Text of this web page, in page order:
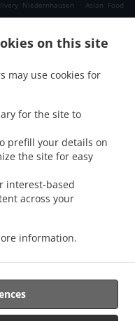
on this site
may use cookies for
for the site to
prefill your details on
the site for easy
interest-based
across your
information.
Niedernhausen . Asian Food
.
Waldems Reinborn
Asian
Taunusstein Neuhof .
Delivery Taunusstein Hambach
. Asian Food Delivery Bad Camberg
. Asian Food Delivery Bad
Camberg
Asian Food Delivery
. Asian Food Delivery Hünfelden
Asian Food Delivery Eppstein
und App Shop und